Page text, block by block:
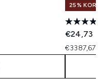
25%
€24,73
€3387,67